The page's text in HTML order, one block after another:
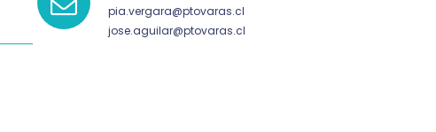
pia.vergara@ptovaras.cl
jose.aguilar@ptovaras.cl